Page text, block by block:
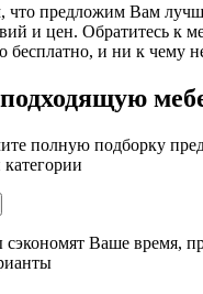
что предложим Вам
и цен. Обратитесь к
бесплатно, и ни к чему
полную подборку
Ваше время,